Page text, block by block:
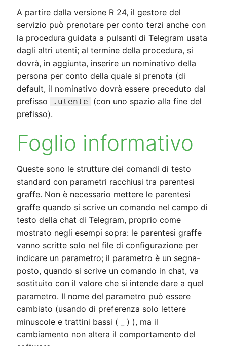
A partire dalla versione R 24, il gestore del
servizio può prenotare per conto terzi anche con
la procedura guidata a pulsanti di Telegram usata
dagli altri utenti; al termine della procedura, si
dovrà, in aggiunta, inserire un nominativo della
persona per conto della quale si prenota (di
default, il nominativo dovrà essere preceduto dal
prefisso
.utente
(con uno spazio alla fine del
prefisso).
Foglio informativo
Queste sono le strutture dei comandi di testo
standard con parametri racchiusi tra parentesi
graffe. Non è necessario mettere le parentesi
graffe quando si scrive un comando nel campo di
testo della chat di Telegram, proprio come
mostrato negli esempi sopra: le parentesi graffe
vanno scritte solo nel file di configurazione per
indicare un parametro; il parametro è un segna-
posto, quando si scrive un comando in chat, va
sostituito con il valore che si intende dare a quel
parametro. Il nome del parametro può essere
cambiato (usando di preferenza solo lettere
minuscole e trattini bassi ( _ ) ), ma il
cambiamento non altera il comportamento del